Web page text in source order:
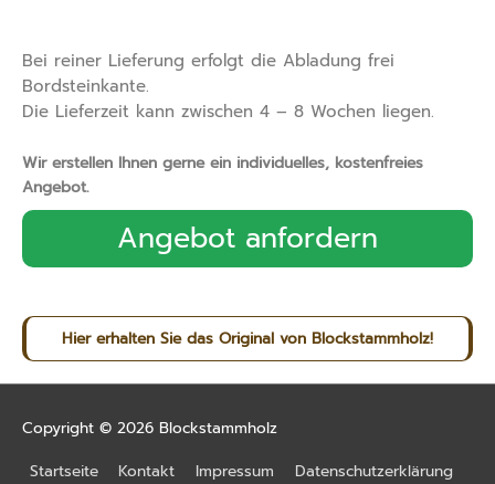
Bei reiner Lieferung erfolgt die Abladung frei
Bordsteinkante.
Die Lieferzeit kann zwischen 4 – 8 Wochen liegen.
Wir erstellen Ihnen gerne ein individuelles, kostenfreies
Angebot.
Angebot anfordern
Hier erhalten Sie das Original von Blockstammholz!
Copyright © 2026 Blockstammholz
Startseite
Kontakt Impressum Datenschutzerklärung